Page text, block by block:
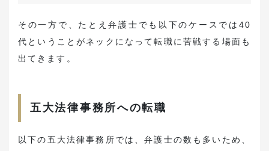
その一方で、たとえ弁護士でも以下のケースでは40
代ということがネックになって転職に苦戦する場面も
出てきます。
五大法律事務所への転職
以下の五大法律事務所では、弁護士の数も多いため、